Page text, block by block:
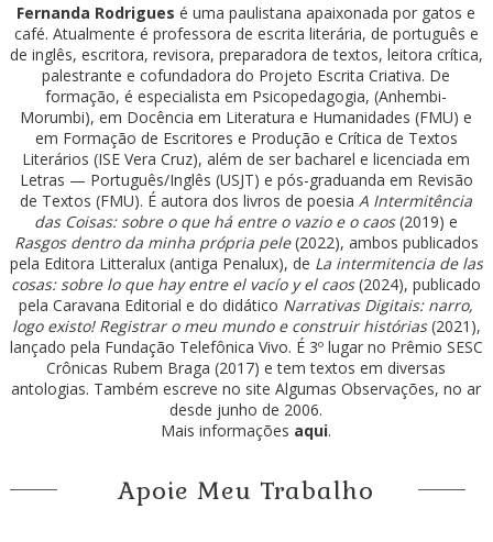
Fernanda Rodrigues é uma paulistana apaixonada por gatos e
café. Atualmente é professora de escrita literária, de português e
de inglês, escritora, revisora, preparadora de textos, leitora crítica,
palestrante e cofundadora do Projeto Escrita Criativa. De
formação, é especialista em Psicopedagogia, (Anhembi-
Morumbi), em Docência em Literatura e Humanidades (FMU) e
em Formação de Escritores e Produção e Crítica de Textos
Literários (ISE Vera Cruz), além de ser bacharel e licenciada em
Letras — Português/Inglês (USJT) e pós-graduanda em Revisão
de Textos (FMU). É autora dos livros de poesia A Intermitência
das Coisas: sobre o que há entre o vazio e o caos(2019) e
Rasgos dentro da minha própria pele(2022), ambos publicados
pela Editora Litteralux (antiga Penalux), de La intermitencia de las
cosas: sobre lo que hay entre el vacío y el caos(2024), publicado
pela Caravana Editorial e do didático Narrativas Digitais: narro,
logo existo! Registrar o meu mundo e construir histórias(2021),
lançado pela Fundação Telefônica Vivo. É 3º lugar no Prêmio SESC
Crônicas Rubem Braga (2017) e tem textos em diversas
antologias. Também escreve no site Algumas Observações, no ar
desde junho de 2006.
Mais informações aqui.
Apoie Meu Trabalho